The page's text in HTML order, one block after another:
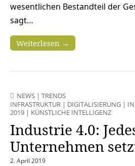
wesentlichen Bestandteil der
sagt…
Weiterlesen →
NEWS | TRENDS
INFRASTRUKTUR | DIGITALISIERUNG |
2019 | KÜNSTLICHE INTELLIGENZ
Industrie 4.0:
Unternehmen
2. April 2019